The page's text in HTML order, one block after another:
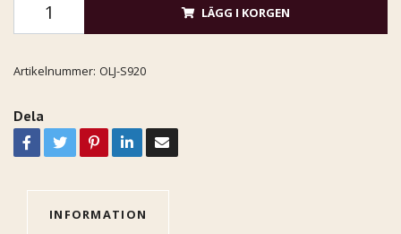
LÄGG I KORGEN
Artikelnummer: OLJ-S920
Dela
INFORMATION